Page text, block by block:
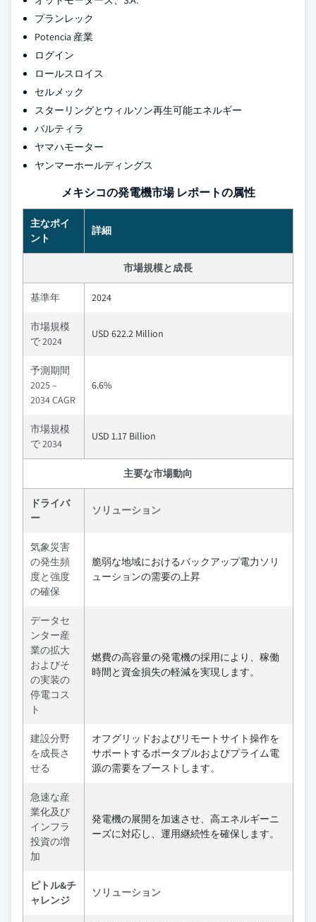
プランレック
Potencia 産業
ログイン
ロールスロイス
セルメック
スターリングとウィルソン再生可能エネルギー
バルティラ
ヤマハモーター
ヤンマーホールディングス
メキシコの発電機市場 レポートの属性
主なポイ
ント
詳細
市場規模と成長
基準年 2024
市場規模
で 2024
USD 622.2 Million
予測期間
2025 –
2034 CAGR
6.6%
市場規模
で 2034
USD 1.17 Billion
主要な市場動向
ドライバ
ー
ソリューション
気象災害
の発生頻
度と強度
の確保
脆弱な地域におけるバックアップ電力ソリ
ューションの需要の上昇
データセ
ンター産
業の拡大
およびそ
の実装の
停電コス
ト
燃費の高容量の発電機の採用により、稼働
時間と資金損失の軽減を実現します。
建設分野
を成長さ
せる
オフグリッドおよびリモートサイト操作を
サポートするポータブルおよびプライム電
源の需要をブーストします。
急速な産
業化及び
インフラ
投資の増
加
発電機の展開を加速させ、高エネルギーニ
ーズに対応し、運用継続性を確保します。
ピトル&チ
ャレンジ
ソリューション